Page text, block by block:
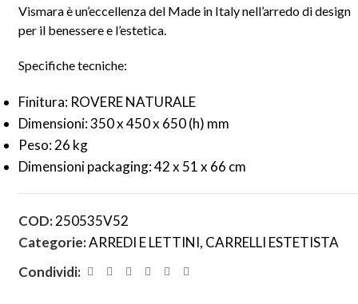
Vismara è un’eccellenza del Made in Italy nell’arredo di design
per il benessere e l’estetica.
Specifiche tecniche:
Finitura: ROVERE NATURALE
Dimensioni: 350 x 450 x 650 (h) mm
Peso: 26 kg
Dimensioni packaging: 42 x 51 x 66 cm
COD:250535V52
Categorie:ARREDI E LETTINI, CARRELLI ESTETISTA
Condividi: